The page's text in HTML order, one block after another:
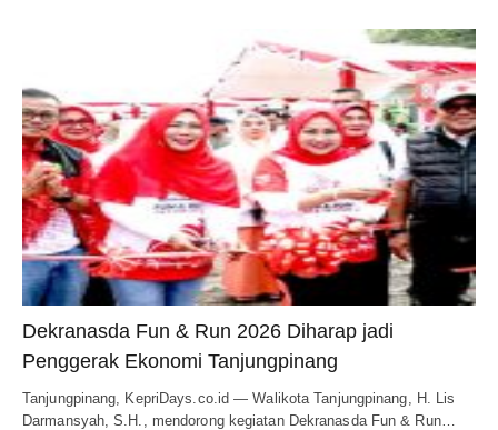
Dekranasda Fun & Run 2026 Diharap jadi
Penggerak Ekonomi Tanjungpinang
Tanjungpinang, KepriDays.co.id — Walikota Tanjungpinang, H. Lis
Darmansyah, S.H., mendorong kegiatan Dekranasda Fun & Run…